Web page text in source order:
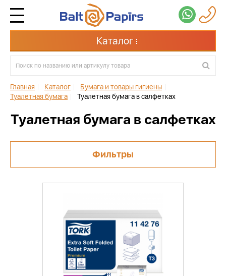
Каталог
Главная Каталог Бумага и товары гигиены
Туалетная бумага
Туалетная бумага в салфетках
Туалетная бумага в салфетках
Фильтры